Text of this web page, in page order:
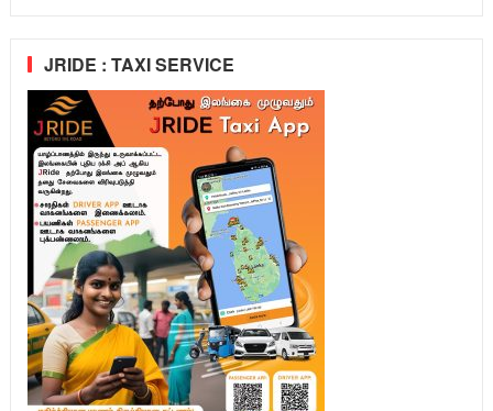
JRIDE : TAXI SERVICE